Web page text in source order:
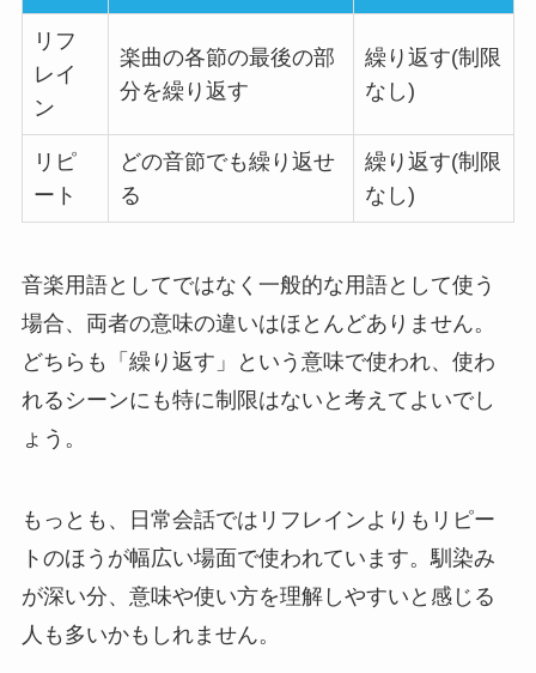
リフ
レイ
ン
楽曲の各節の最後の部
分を繰り返す
繰り返す(制限
なし)
リピ
ート
どの音節でも繰り返せ
る
繰り返す(制限
なし)
音楽用語としてではなく一般的な用語として使う
場合、両者の意味の違いはほとんどありません。
どちらも「繰り返す」という意味で使われ、使わ
れるシーンにも特に制限はないと考えてよいでし
ょう。
もっとも、日常会話ではリフレインよりもリピー
トのほうが幅広い場面で使われています。馴染み
が深い分、意味や使い方を理解しやすいと感じる
人も多いかもしれません。